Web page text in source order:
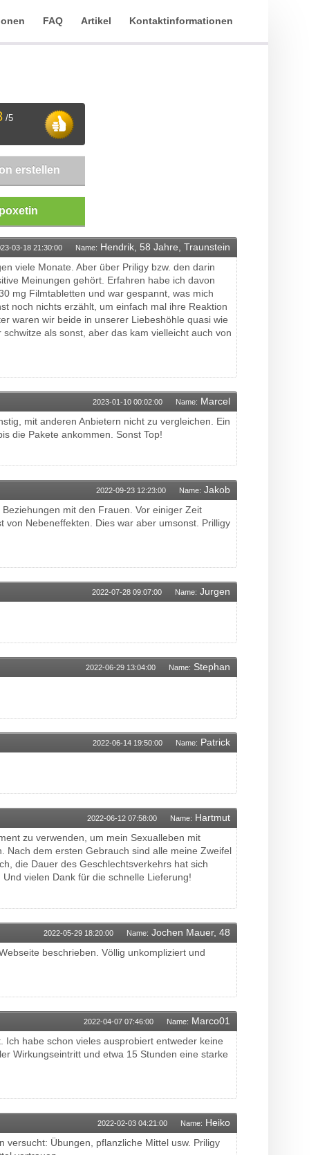
FAQ Artikel Kontaktinformationen
/5
erstellen
03-18 21:30:00 Name: Hendrik, 58 Jahre, Traunstein
viele Monate. Aber über Priligy bzw. den darin
Meinungen gehört. Erfahren habe ich davon
mg Filmtabletten und war gespannt, was mich
noch nichts erzählt, um einfach mal ihre Reaktion
waren wir beide in unserer Liebeshöhle quasi wie
als sonst, aber das kam vielleicht auch von
2023-01-10 00:02:00 Name: Marcel
mit anderen Anbietern nicht zu vergleichen. Ein
die Pakete ankommen. Sonst Top!
2022-09-23 12:23:00 Name: Jakob
mit den Frauen. Vor einiger Zeit
Nebeneffekten. Dies war aber umsonst. Prilligy
2022-07-28 09:07:00 Name: Jurgen
2022-06-29 13:04:00 Name: Stephan
2022-06-14 19:50:00 Name: Patrick
2022-06-12 07:58:00 Name: Hartmut
zu verwenden, um mein Sexualleben mit
Nach dem ersten Gebrauch sind alle meine Zweifel
die Dauer des Geschlechtsverkehrs hat sich
vielen Dank für die schnelle Lieferung!
2022-05-29 18:20:00 Name: Jochen Mauer, 48
beschrieben. Völlig unkompliziert und
2022-04-07 07:46:00 Name: Marco01
habe schon vieles ausprobiert entweder keine
Wirkungseintritt und etwa 15 Stunden eine starke
2022-02-03 04:21:00 Name: Heiko
versucht: Übungen, pflanzliche Mittel usw. Priligy